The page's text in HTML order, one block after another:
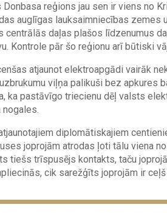
Donbasa reģions jau sen ir viens no
auglīgas lauksaimniecības zemes
centrālās daļas plašos līdzenumus
Kontrole pār šo reģionu arī būtiski
atjaunot elektroapgādi vairāk
viļņa palikuši bez apkures
ka pastāvīgo triecienu dēļ valsts
nogales.
diplomātiskajiem
joprojām atrodas ļoti tālu viena
tiešs trīspusējs kontakts, taču
cik sarežģīts joprojām ir